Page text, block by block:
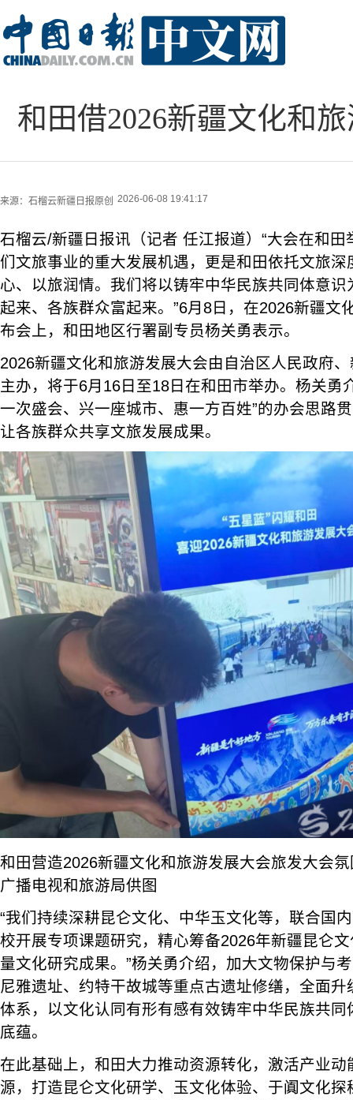
和田借2026新疆文化和
来源： 石榴云新疆日报原创 2026-06-08 19:41:17
石榴云/新疆日报讯（记者 任江报道）“大会在和
们文旅事业的重大发展机遇，更是和田依托文旅深
心、以旅润情。我们将以铸牢中华民族共同体意
起来、各族群众富起来。”6月8日，在2026新疆文
布会上，和田地区行署副专员杨关勇表示。
2026新疆文化和旅游发展大会由自治区人民政府
主办，将于6月16日至18日在和田市举办。杨关勇
一次盛会、兴一座城市、惠一方百姓”的办会思路
让各族群众共享文旅发展成果。
和田营造2026新疆文化和旅游发展大会旅发大会
广播电视和旅游局供图
“我们持续深耕昆仑文化、中华玉文化等，联合国
校开展专项课题研究，精心筹备2026年新疆昆仑
量文化研究成果。”杨关勇介绍，加大文物保护与
尼雅遗址、约特干故城等重点古遗址修缮，全面
体系，以文化认同有形有感有效铸牢中华民族共
底蕴。
在此基础上，和田大力推动资源转化，激活产业动
源，打造昆仑文化研学、玉文化体验、于阗文化